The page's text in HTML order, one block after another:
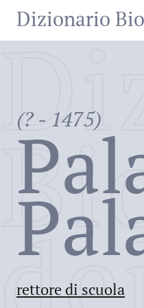
Dizionario
(? - 1475)
rettore di scuola